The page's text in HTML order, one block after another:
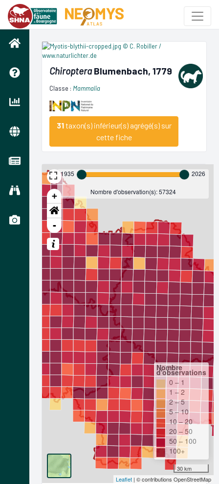
ChiropteraBlumenbach, 1779
Classe : Mammalia
31taxon(s) inférieur(s) agrégé(s) sur
cette fiche
+
-
1935 2026
Nombre d'observation(s): 57324
Nombre
d'observations
0 – 1
1 – 2
2 – 5
5 – 10
10 – 20
20 – 50
50 – 100
100+
30 km
Leaflet | © contributions OpenStreetMap